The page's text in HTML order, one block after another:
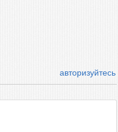
авторизуйтесь